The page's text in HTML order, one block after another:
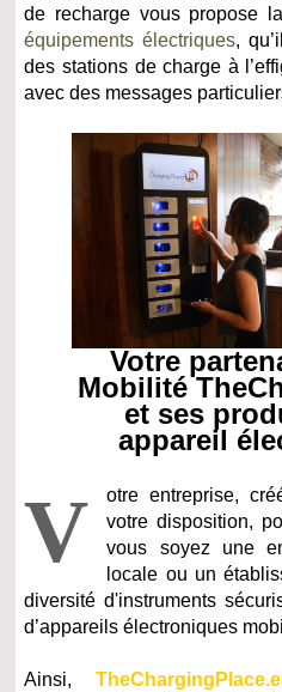
de recharge vous propose
équipements électriques,
des stations de charge à
avec des messages
Votre
Mobilité
et ses
appareil
V
otre entreprise,
votre disposition,
vous soyez une
locale ou un
diversité d'instruments
d’appareils électroniques
Ainsi,